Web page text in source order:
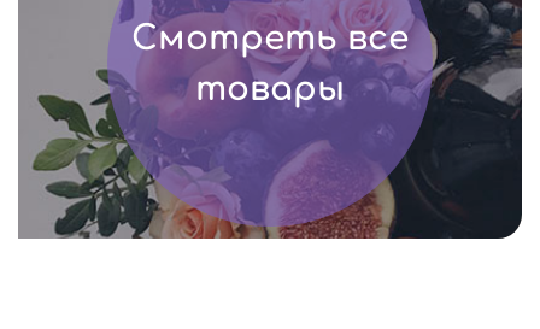
Смотреть все
товары